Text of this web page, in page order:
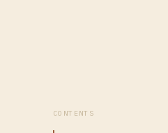
CONTENTS